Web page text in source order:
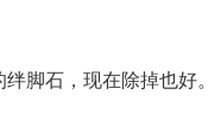
脚石，现在除掉也好。